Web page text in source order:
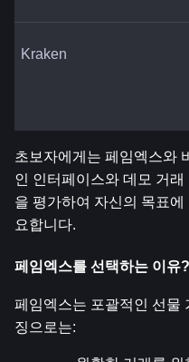
Kraken
초보자에게는 페임엑스와
인 인터페이스와 데모 거
을 평가하여 자신의 목표
요합니다.
페임엑스를 선택하는 이유?
페임엑스는 포괄적인 선물
징으로는: